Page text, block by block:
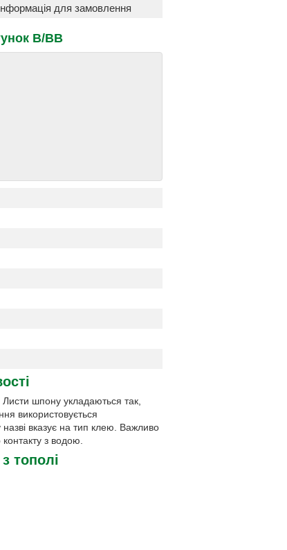
для замовлення
В/ВВ
шпону укладаються так,
використовується
вказує на тип клею. Важливо
з водою.
тополі